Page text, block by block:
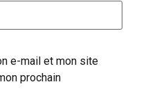
e-mail et mon site
prochain